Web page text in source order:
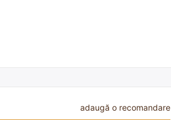
adaugă o recomandare